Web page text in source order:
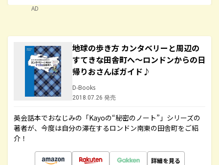
AD
地球の歩き方 カンタベリーと周辺の
すてきな田舎町へ～ロンドンからの日
帰りおさんぽガイド♪
D-Books
2018.07.26 発売
英会話本でおなじみの「Kayoの“秘密のノート”」シリーズの
著者が、今度は自分の滞在するロンドン南東の田舎町をご紹
介！
詳細を見る